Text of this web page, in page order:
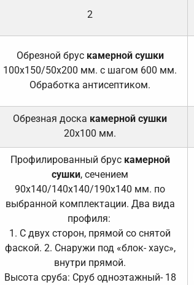
2
Обрезной брус камерной сушки
100х150/50х200 мм. с шагом 600 мм.
Обработка антисептиком.
Обрезная доска камерной сушки
20х100 мм.
Профилированный брус камерной
сушки, сечением
90х140/140х140/190х140 мм. по
выбранной комплектации. Два вида
профиля:
1. С двух сторон, прямой со снятой
фаской. 2. Снаружи под «блок- хаус»,
внутри прямой.
Высота сруба: Сруб одноэтажный- 18